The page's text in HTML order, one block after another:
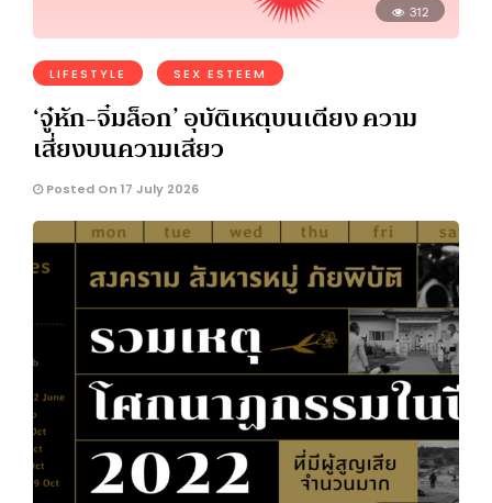
312
LIFESTYLE SEX ESTEEM
‘จู๋หัก-จิ๋มล็อก’ อุบัติเหตุบนเตียง ความ
เสี่ยงบนความเสียว
Posted On 17 July 2026